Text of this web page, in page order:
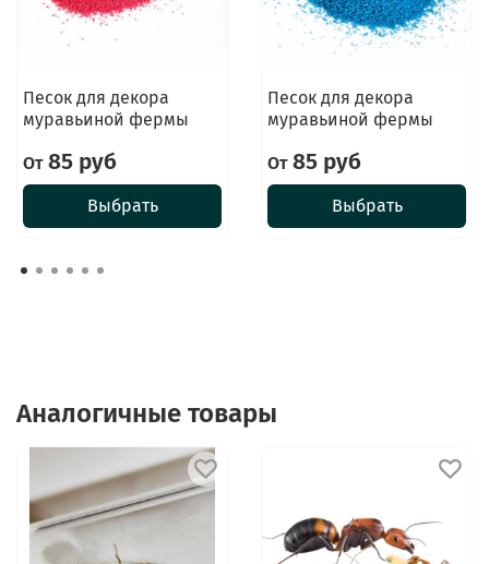
Песок для декора
муравьиной фермы
От85 руб
Выбрать
Песок для декора
муравьиной фермы
От85 руб
Выбрать
Аналогичные товары